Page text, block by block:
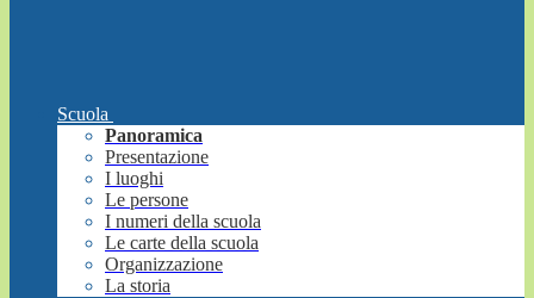
Scuola
Panoramica
Presentazione
I luoghi
Le persone
I numeri della scuola
Le carte della scuola
Organizzazione
La storia